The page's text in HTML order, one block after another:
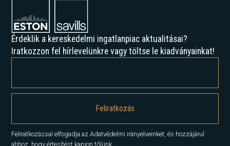
Érdeklik a kereskedelmi ingatlanpiac aktualitásai?
Iratkozzon fel hírlevelünkre vagy töltse le kiadványainkat!
Feliratkozással elfogadja az Adatvédelmi irányelveinket, és hozzájárul
ahhoz, hogy értesítést kapjon tőlünk.